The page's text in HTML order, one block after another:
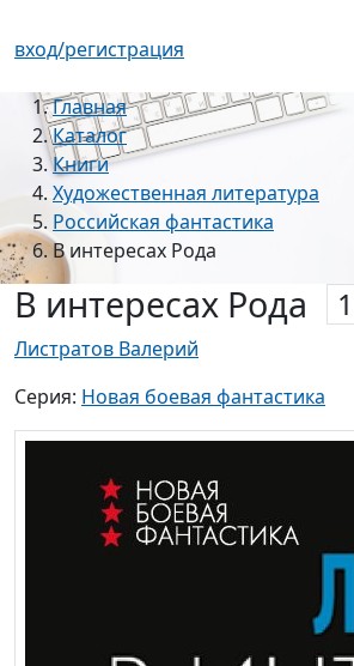
вход/регистрация
Главная
Каталог
Книги
Художественная литература
Российская фантастика
В интересах Рода
В интересах Рода
Листратов Валерий
Серия: Новая боевая фантастика